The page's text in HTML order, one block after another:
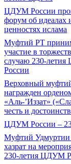
ЦДУМ России
форум об идеалах
ценностях ислама
Муфтий РТ
участие в
случаю 230-
России
Верховный
награжден
«Аль-’Иззат»
честь и
ЦДУМ России –
Муфтий
хазрат на
230-летия ЦДУМ